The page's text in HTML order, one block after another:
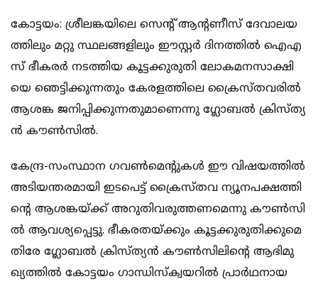
കോ​ട്ട​യം: ശ്രീ​ല​ങ്ക​യി​ലെ സെ​ന്‍റ് ആ​ന്‍റ​ണീ​സ് ദേ​വാ​ല​യ​
ത്തി​ലും മ​റ്റു സ്ഥ​ല​ങ്ങ​ളി​ലും ഈ​സ്റ്റ​ർ ദി​ന​ത്തി​ൽ ഐ​എ​
സ് ഭീ​ക​ര​ർ ന​ട​ത്തി​യ കൂ​ട്ട​ക്കു​രു​തി ലോ​ക​മ​ന​സാ​ക്ഷി​
യെ ഞെ​ട്ടി​ക്കു​ന്ന​തും കേ​ര​ള​ത്തി​ലെ ക്രൈ​സ്ത​വ​രി​ൽ
ആ​ശ​ങ്ക ജ​നി​പ്പി​ക്കു​ന്ന​തു​മാ​ണെ​ന്നു ഗ്ലോ​ബ​ൽ ക്രി​സ്ത്യ​
ൻ കൗ​ൺ​സി​ൽ.
കേ​ന്ദ്ര-​സം​സ്ഥാ​ന ഗ​വ​ൺ​മെ​ന്‍റു​ക​ൾ ഈ ​വി​ഷ​യ​ത്തി​ൽ
അ​ടി​യ​ന്ത​ര​മാ​യി ഇ​ട​പെ​ട്ട് ക്രൈ​സ്ത​വ ന്യൂ​ന​പ​ക്ഷ​ത്തി​
ന്‍റെ ആ​ശ​ങ്ക​യ്ക്ക് അ​റു​തി​വ​രു​ത്ത​ണ​മെ​ന്നു കൗ​ൺ​സി​
ൽ ആ​വ​ശ്യ​പ്പെ​ട്ടു. ഭീ​ക​ര​ത​യ്ക്കും കൂ​ട്ട​ക്കു​രു​തി​ക്കു​മെ​
തി​രേ ഗ്ലോ​ബ​ൽ ക്രി​സ്ത്യ​ൻ കൗ​ൺ​സി​ലി​ന്‍റെ ആ​ഭി​മു​
ഖ്യ​ത്തി​ൽ കോ​ട്ട​യം ഗാ​ന്ധി​സ്ക്വ​യ​റി​ൽ പ്രാ​ർ​ഥ​നാ​യ​